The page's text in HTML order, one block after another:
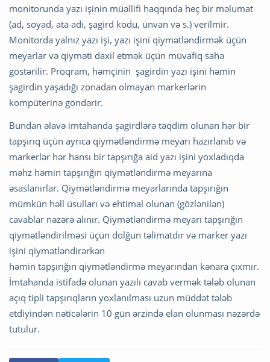
monitorunda yazı işinin müəllifi haqqında heç bir məlumat
(ad, soyad, ata adı, şagird kodu, ünvan və s.) verilmir.
Monitorda yalnız yazı işi, yazı işini qiymətləndirmək üçün
meyarlar və qiyməti daxil etmək üçün müvafiq sahə
göstərilir. Proqram, həmçinin şagirdin yazı işini həmin
şagirdin yaşadığı zonadan olmayan markerlərin
kompüterinə göndərir.
Bundan əlavə imtahanda şagirdlərə təqdim olunan hər bir
tapşırıq üçün ayrıca qiymətləndirmə meyarı hazırlanıb və
markerlər hər hansı bir tapşırığa aid yazı işini yoxladıqda
məhz həmin tapşırığın qiymətləndirmə meyarına
əsaslanırlar. Qiymətləndirmə meyarlarında tapşırığın
mümkün həll üsulları və ehtimal olunan (gözlənilən)
cavablar nəzərə alınır. Qiymətləndirmə meyarı tapşırığın
qiymətləndirilməsi üçün dolğun təlimatdır və marker yazı
işini qiymətləndirərkən
həmin tapşırığın qiymətləndirmə meyarından kənara çıxmır.
İmtahanda istifadə olunan yazılı cavab vermək tələb olunan
açıq tipli tapşırıqların yoxlanılması uzun müddət tələb
etdiyindən nəticələrin 10 gün ərzində elan olunması nəzərdə
tutulur.